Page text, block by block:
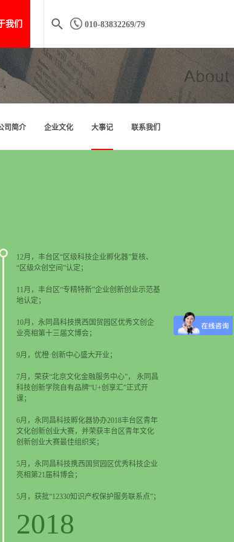
010-83832269/79
我们
司简介 企业文化 大事记 联系我们
12月，丰台区“区级科技企业孵化器”复核、
“区级众创空间”认定；
11月，丰台区“专精特新”企业创新创业示范基
地认定；
10月，永同昌科技携西国贸园区优秀文创企
业亮相第十三届文博会；
9月，优橙·创新中心盛大开业；
7月，荣获“北京文化金融服务中心”， 永同昌
科技创新学院自有品牌“U+创享汇”正式开
课；
6月，永同昌科技孵化器协办2018丰台区青年
文化创新创业大赛，并荣获丰台区青年文化
创新创业大赛最佳组织奖；
5月，永同昌科技携西国贸园区优秀科技企业
亮相第21届科博会；
5月，获批“12330知识产权保护服务联系点”；
2018